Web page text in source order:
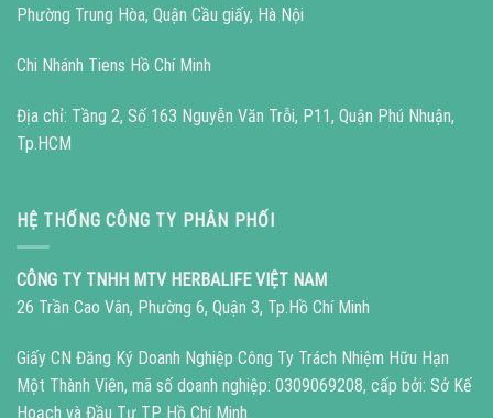
Phường Trung Hòa, Quận Cầu giấy, Hà Nội
Chi Nhánh Tiens Hồ Chí Minh
Địa chỉ: Tầng 2, Số 163 Nguyễn Văn Trỗi, P11, Quận Phú Nhuận,
Tp.HCM
HỆ THỐNG CÔNG TY PHÂN PHỐI
CÔNG TY TNHH MTV HERBALIFE VIỆT NAM
26 Trần Cao Vân, Phường 6, Quận 3, Tp.Hồ Chí Minh
Giấy CN Đăng Ký Doanh Nghiệp Công Ty Trách Nhiệm Hữu Hạn
Một Thành Viên, mã số doanh nghiệp: 0309069208, cấp bởi: Sở Kế
Hoạch và Đầu Tư TP. Hồ Chí Minh.